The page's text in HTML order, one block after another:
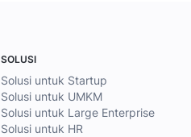
SOLUSI
Solusi untuk Startup
Solusi untuk UMKM
Solusi untuk Large Enterprise
Solusi untuk HR